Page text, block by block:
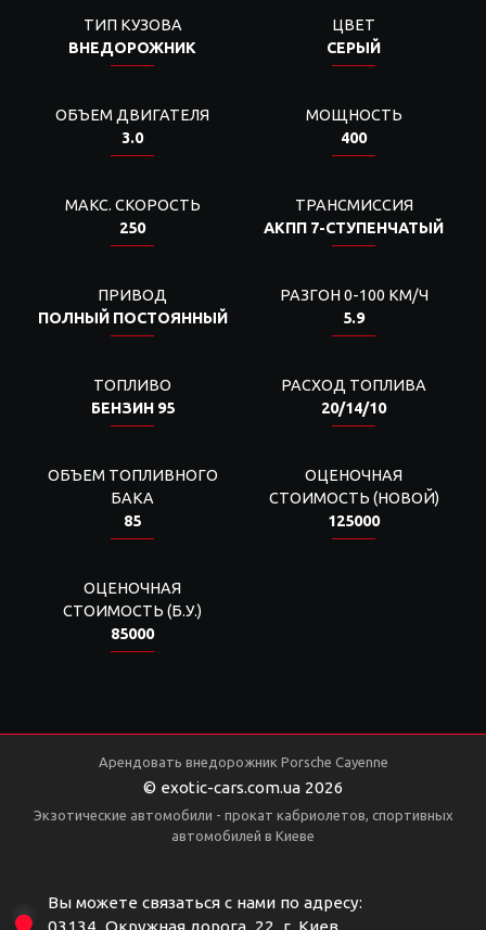
ТИП КУЗОВА
ВНЕДОРОЖНИК
ЦВЕТ
СЕРЫЙ
ОБЪЕМ ДВИГАТЕЛЯ
3.0
МОЩНОСТЬ
400
МАКС. СКОРОСТЬ
250
ТРАНСМИССИЯ
АКПП 7-СТУПЕНЧАТЫЙ
ПРИВОД
ПОЛНЫЙ ПОСТОЯННЫЙ
РАЗГОН 0-100 КМ/Ч
5.9
ТОПЛИВО
БЕНЗИН 95
РАСХОД ТОПЛИВА
20/14/10
ОБЪЕМ ТОПЛИВНОГО
БАКА
85
ОЦЕНОЧНАЯ
СТОИМОСТЬ (НОВОЙ)
125000
ОЦЕНОЧНАЯ
СТОИМОСТЬ (Б.У.)
85000
Арендовать внедорожник Porsche Cayenne
© exotic-cars.com.ua 2026
Экзотические автомобили - прокат кабриолетов, спортивных
автомобилей в Киеве
Вы можете связаться с нами по адресу:
03134, Окружная дорога, 22, г. Киев